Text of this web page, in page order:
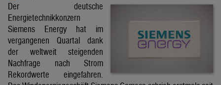
Der deutsche
Energietechnikkonzern
Siemens Energy hat im
vergangenen Quartal dank
der weltweit steigenden
Nachfrage nach Strom
Rekordwerte eingefahren.